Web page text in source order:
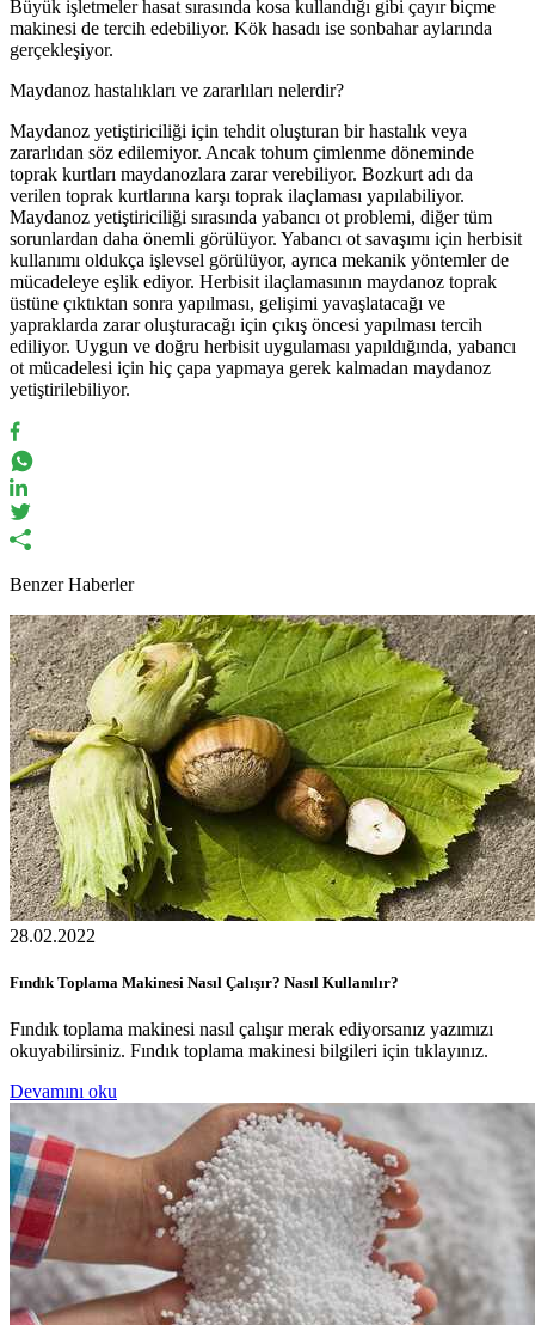
Büyük işletmeler hasat sırasında kosa kullandığı gibi çayır biçme
makinesi de tercih edebiliyor. Kök hasadı ise sonbahar aylarında
gerçekleşiyor.
Maydanoz hastalıkları ve zararlıları nelerdir?
Maydanoz yetiştiriciliği için tehdit oluşturan bir hastalık veya
zararlıdan söz edilemiyor. Ancak tohum çimlenme döneminde
toprak kurtları maydanozlara zarar verebiliyor. Bozkurt adı da
verilen toprak kurtlarına karşı toprak ilaçlaması yapılabiliyor.
Maydanoz yetiştiriciliği sırasında yabancı ot problemi, diğer tüm
sorunlardan daha önemli görülüyor. Yabancı ot savaşımı için herbisit
kullanımı oldukça işlevsel görülüyor, ayrıca mekanik yöntemler de
mücadeleye eşlik ediyor. Herbisit ilaçlamasının maydanoz toprak
üstüne çıktıktan sonra yapılması, gelişimi yavaşlatacağı ve
yapraklarda zarar oluşturacağı için çıkış öncesi yapılması tercih
ediliyor. Uygun ve doğru herbisit uygulaması yapıldığında, yabancı
ot mücadelesi için hiç çapa yapmaya gerek kalmadan maydanoz
yetiştirilebiliyor.
Benzer Haberler
28.02.2022
Fındık Toplama Makinesi Nasıl Çalışır? Nasıl Kullanılır?
Fındık toplama makinesi nasıl çalışır merak ediyorsanız yazımızı
okuyabilirsiniz. Fındık toplama makinesi bilgileri için tıklayınız.
Devamını oku